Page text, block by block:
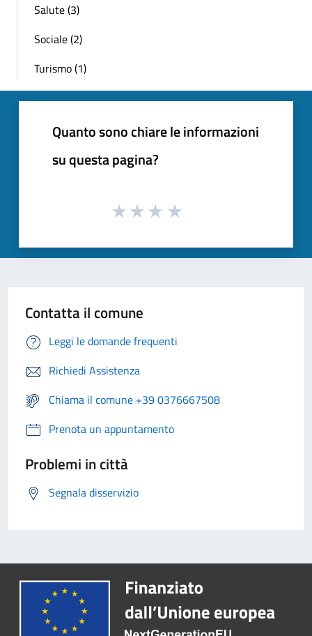
Salute (3)
Sociale (2)
Turismo (1)
Quanto sono chiare le informazioni
su questa pagina?
Contatta il comune
Leggi le domande frequenti
Richiedi Assistenza
Chiama il comune +39 0376667508
Prenota un appuntamento
Problemi in città
Segnala disservizio